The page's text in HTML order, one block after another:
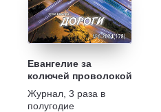
Евангелие за
колючей проволокой
Журнал 3 раза в
полугодие